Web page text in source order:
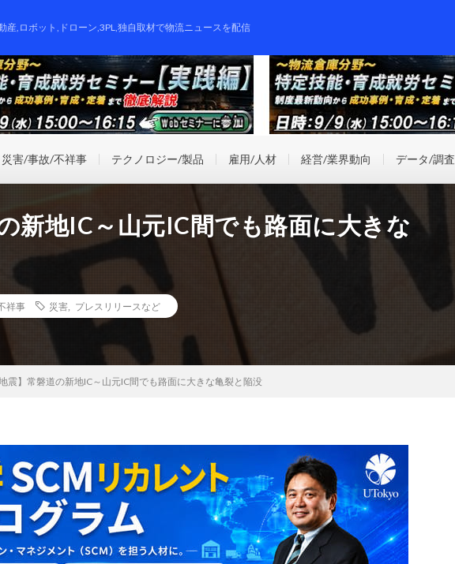
産,ロボット,ドローン,3PL,独自取材で物流ニュースを配信
災害/事故/不祥事 テクノロジー/製品 雇用/人材 経営/業界動向 データ/調査
新地IC～山元IC間でも路面に大きな
祥事 災害 プレスリリースなど
地震】常磐道の新地IC～山元IC間でも路面に大きな亀裂と陥没